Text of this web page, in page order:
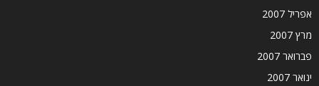
אפריל 2007
מרץ 2007
פברואר 2007
ינואר 2007